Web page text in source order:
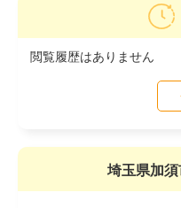
閲覧履歴はありません
埼玉県加